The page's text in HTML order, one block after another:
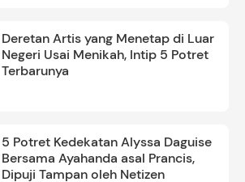
Deretan Artis yang Menetap di Luar
Negeri Usai Menikah, Intip 5 Potret
Terbarunya
5 Potret Kedekatan Alyssa Daguise
Bersama Ayahanda asal Prancis,
Dipuji Tampan oleh Netizen